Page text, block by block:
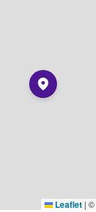
Leaflet | ©